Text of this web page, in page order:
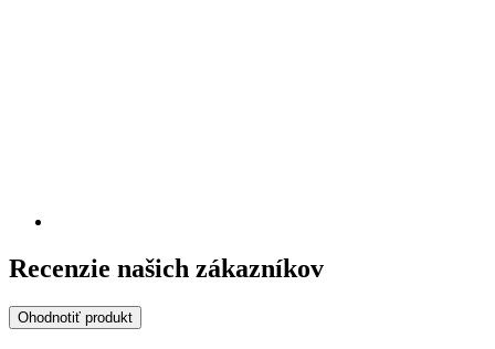
Recenzie našich zákazníkov
Ohodnotiť produkt